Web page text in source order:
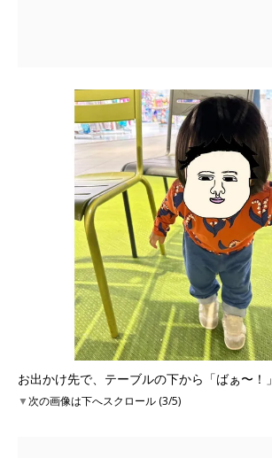
お出かけ先で、テーブルの下から「ばぁ〜！」
▼次の画像は下へスクロール (3/5)